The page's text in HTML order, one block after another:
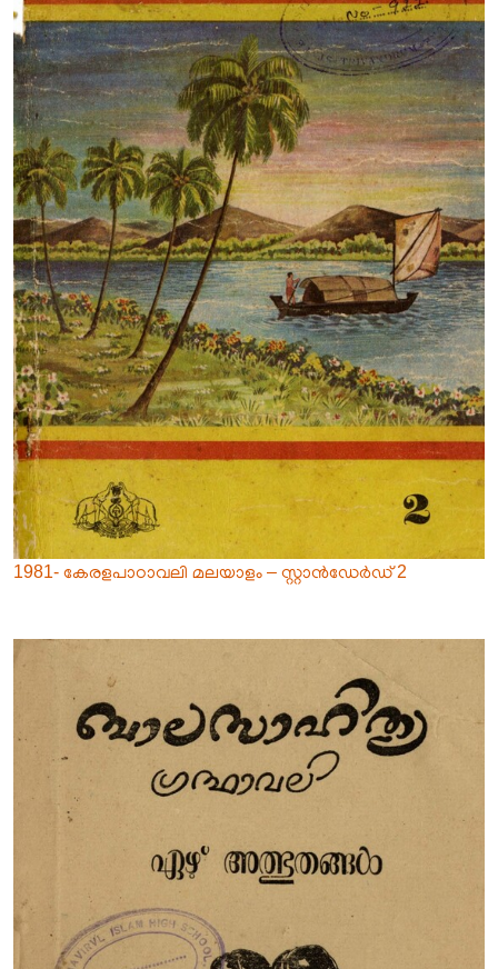
1981- കേരളപാഠാവലി മലയാളം – സ്റ്റാൻഡേർഡ് 2